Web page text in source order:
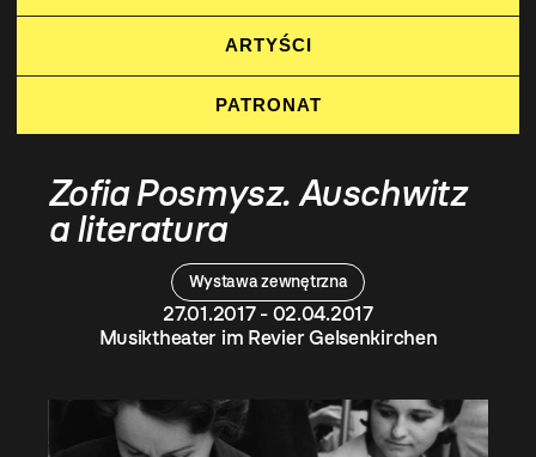
ARTYŚCI
PATRONAT
Wystawa zewnętrzna
27.01.2017 - 02.04.2017
Musiktheater im Revier Gelsenkirchen
Zofia Posmysz. Auschwitz
a literatura